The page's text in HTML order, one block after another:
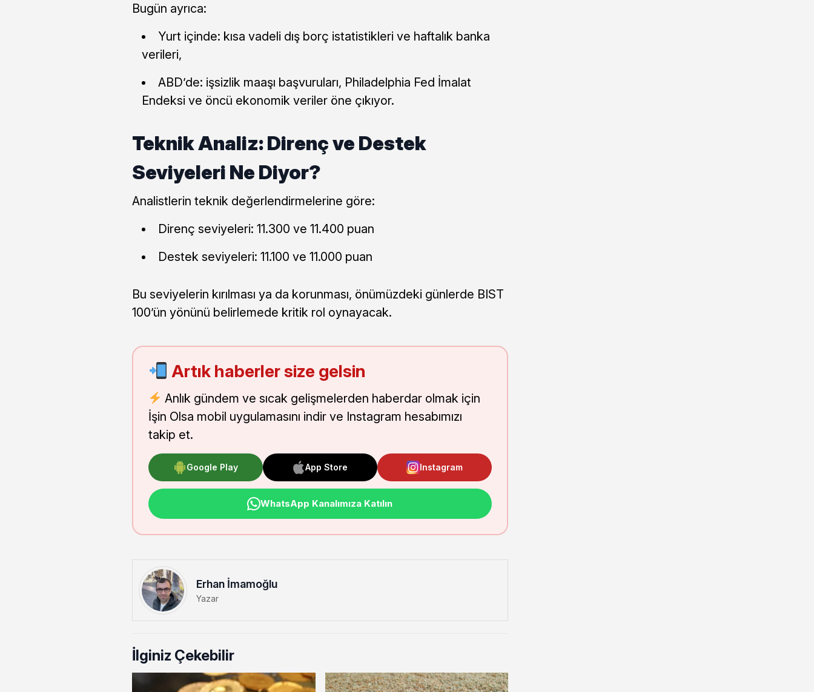
Bugün ayrıca:
Yurt içinde: kısa vadeli dış borç istatistikleri ve haftalık banka
verileri,
ABD’de: işsizlik maaşı başvuruları, Philadelphia Fed İmalat
Endeksi ve öncü ekonomik veriler öne çıkıyor.
Teknik Analiz: Direnç ve Destek
Seviyeleri Ne Diyor?
Analistlerin teknik değerlendirmelerine göre:
Direnç seviyeleri: 11.300 ve 11.400 puan
Destek seviyeleri: 11.100 ve 11.000 puan
Bu seviyelerin kırılması ya da korunması, önümüzdeki günlerde BIST
100’ün yönünü belirlemede kritik rol oynayacak.
Artık haberler size gelsin
Anlık gündem ve sıcak gelişmelerden haberdar olmak için
İşin Olsa mobil uygulamasını indir ve Instagram hesabımızı
takip et.
Google Play App Store Instagram
WhatsApp Kanalımıza Katılın
Erhan İmamoğlu
Yazar
İlginiz Çekebilir